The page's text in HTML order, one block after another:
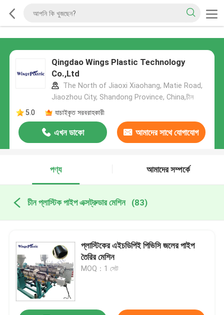
Qingdao Wings Plastic Technology
Co.,Ltd
The North of Jiaoxi Xiaohang, Matie Road,
Jiaozhou City, Shandong Province, China,চীন
5.0
যাচাইকৃত সরবরাহকারী
এখন ডাকো আমাদের সাথে যোগাযোগ
পণ্য
আমাদের সম্পর্কে
চীন প্লাস্টিক পাইপ এক্সট্রুডার মেশিন (83)
প্লাস্টিকের এইচডিপিই পিভিসি জলের পাইপ
তৈরির মেশিন
MOQ：1 সেট